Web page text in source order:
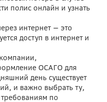
полис онлайн и узнать
интернет — это
доступ в интернет и
ОСАГО для
день существует
и важно выбрать ту,
требованиям по